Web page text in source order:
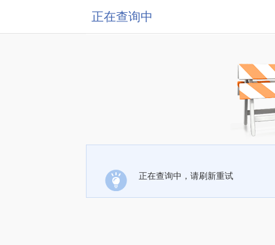
正在查询中
正在查询中，请刷新重试